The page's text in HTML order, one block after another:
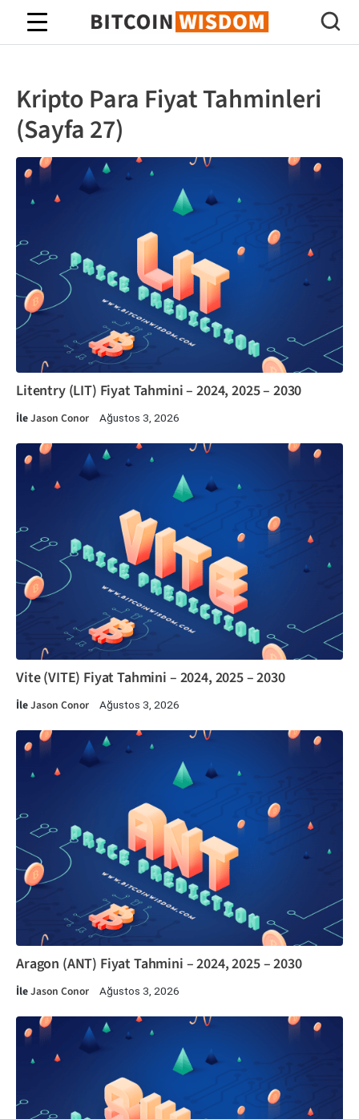
Bitcoin Bilgeliği
Kripto Para Fiyat Tahminleri
(Sayfa 27)
Litentry (LIT) Fiyat Tahmini – 2024, 2025 – 2030
İleJason Conor Ağustos 3, 2026
Vite (VITE) Fiyat Tahmini – 2024, 2025 – 2030
İleJason Conor Ağustos 3, 2026
Aragon (ANT) Fiyat Tahmini – 2024, 2025 – 2030
İleJason Conor Ağustos 3, 2026